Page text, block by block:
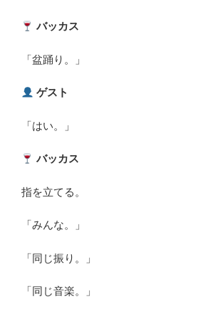
バッカス
「盆踊り。」
ゲスト
「はい。」
バッカス
指を立てる。
「みんな。」
「同じ振り。」
「同じ音楽。」